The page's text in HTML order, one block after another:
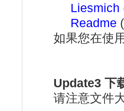
Liesmich
Readme
如果您在使
Update3 下
请注意文件